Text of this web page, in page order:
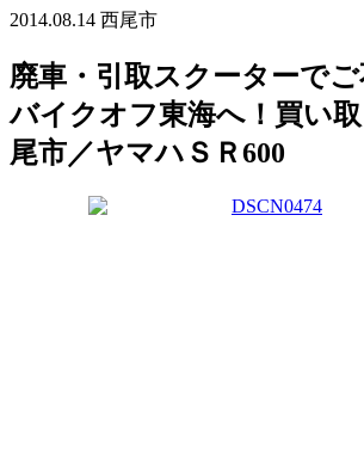
2014.08.14 西尾市
廃車・引取スクーターでご
バイクオフ東海へ！買い
尾市／ヤマハＳＲ600